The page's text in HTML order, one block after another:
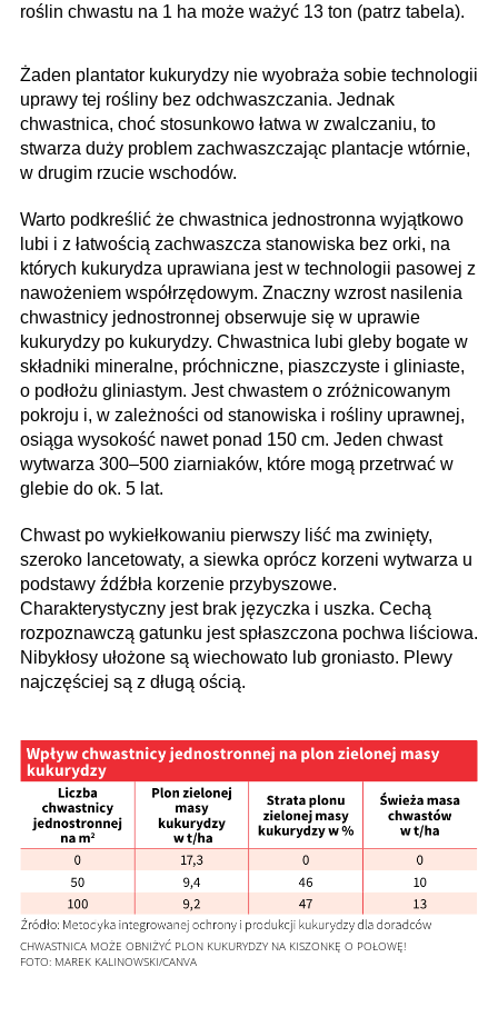
roślin chwastu na 1 ha może ważyć 13 ton (patrz tabela).
Żaden plantator kukurydzy nie wyobraża sobie technologii
uprawy tej rośliny bez odchwaszczania. Jednak
chwastnica, choć stosunkowo łatwa w zwalczaniu, to
stwarza duży problem zachwaszczając plantacje wtórnie,
w drugim rzucie wschodów.
Warto podkreślić że chwastnica jednostronna wyjątkowo
lubi i z łatwością zachwaszcza stanowiska bez orki, na
których kukurydza uprawiana jest w technologii pasowej z
nawożeniem współrzędowym. Znaczny wzrost nasilenia
chwastnicy jednostronnej obserwuje się w uprawie
kukurydzy po kukurydzy. Chwastnica lubi gleby bogate w
składniki mineralne, próchniczne, piaszczyste i gliniaste,
o podłożu gliniastym. Jest chwastem o zróżnicowanym
pokroju i, w zależności od stanowiska i rośliny uprawnej,
osiąga wysokość nawet ponad 150 cm. Jeden chwast
wytwarza 300–500 ziarniaków, które mogą przetrwać w
glebie do ok. 5 lat.
Chwast po wykiełkowaniu pierwszy liść ma zwinięty,
szeroko lancetowaty, a siewka oprócz korzeni wytwarza u
podstawy źdźbła korzenie przybyszowe.
Charakterystyczny jest brak języczka i uszka. Cechą
rozpoznawczą gatunku jest spłaszczona pochwa liściowa.
Nibykłosy ułożone są wiechowato lub groniasto. Plewy
najczęściej są z długą ością.
CHWASTNICA MOŻE OBNIŻYĆ PLON KUKURYDZY NA KISZONKĘ O POŁOWĘ!
FOTO: MAREK KALINOWSKI/CANVA